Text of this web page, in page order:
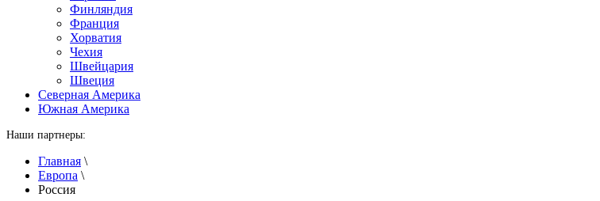
Финляндия
Франция
Хорватия
Чехия
Швейцария
Швеция
Северная Америка
Южная Америка
Наши партнеры:
Главная \
Европа \
Россия